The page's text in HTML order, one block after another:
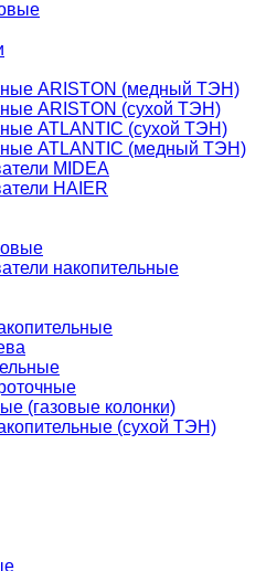
ARISTON (медный ТЭН)
ARISTON (сухой ТЭН)
ATLANTIC (сухой ТЭН)
ATLANTIC (медный ТЭН)
MIDEA
HAIER
накопительные
(газовые колонки)
(сухой ТЭН)